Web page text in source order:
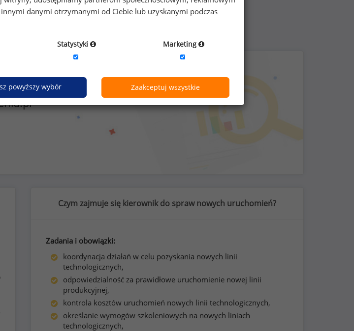
Czym zajmuje się kierownik do spraw nowych uruchomień?
Zadania i obowiązki:
koordynacja działań w celu pozyskania nowych linii
technologicznych,
odpowiedzialność za prawidłowe uruchomienie nowej linii
produkcyjnej,
kontrola kosztów uruchomień nowych linii technologicznych,
określanie wymogów szkoleniowych na nowych liniach
technologicznych,
danymi otrzymanymi od Ciebie lub uzyskanymi podczas
Statystyki Marketing
powyższy wybór Zaakceptuj wszystkie